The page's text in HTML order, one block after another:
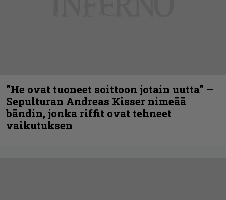
”He ovat tuoneet soittoon jotain uutta” –
Sepulturan Andreas Kisser nimeää
bändin, jonka riffit ovat tehneet
vaikutuksen